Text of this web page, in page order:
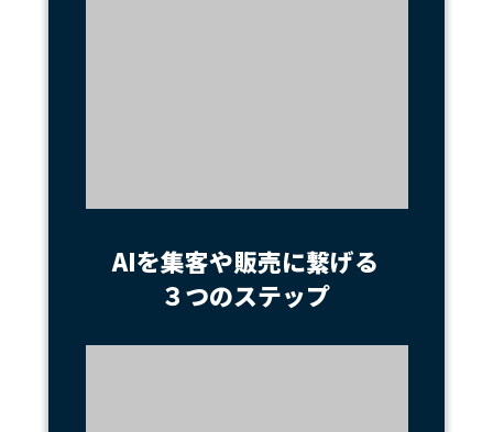
AIを集客や販売に繋げる
３つのステップ